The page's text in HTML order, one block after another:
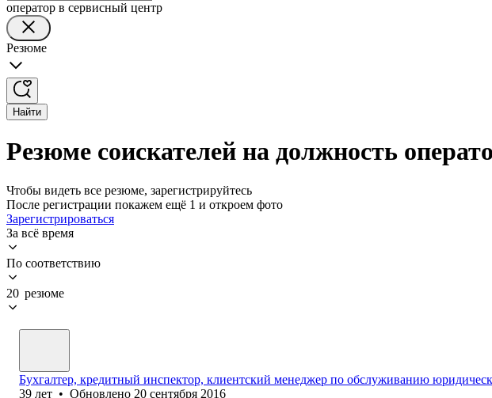
оператор в сервисный центр
Резюме
Найти
Резюме соискателей на должность
Чтобы видеть все резюме, зарегистрируйтесь
После регистрации покажем ещё 1 и откроем фото
Зарегистрироваться
За всё время
По соответствию
20 резюме
Бухгалтер, кредитный инспектор, клиентский менеджер по обслуживанию
39 лет • Обновлено 20 сентября 2016